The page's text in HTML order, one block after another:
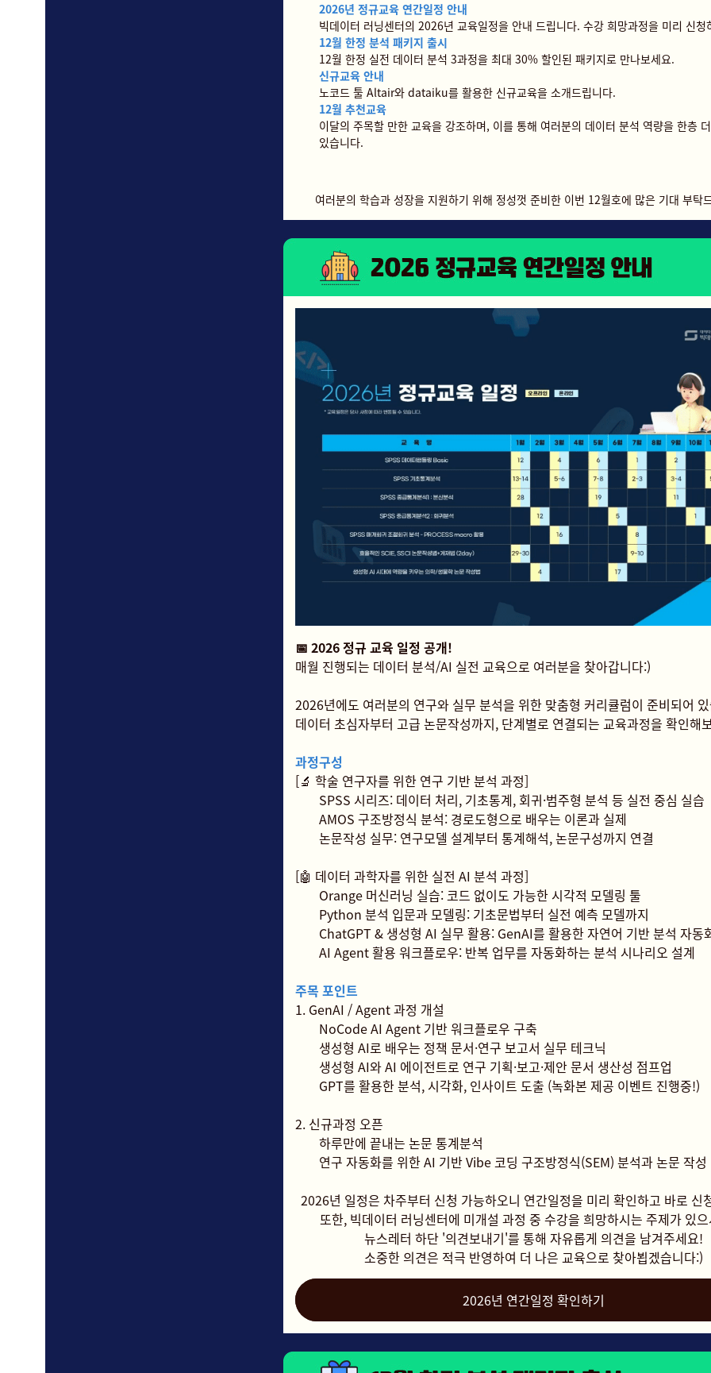
2026년 정규교육 연간일정 안내
빅데이터 러닝센터의 2026년 교육일정을 안내 드립니다. 수강 희망과정을 미리 신청
12월 한정 분석 패키지 출시
12월 한정 실전 데이터 분석 3과정을 최대 30% 할인된 패키지로 만나보세요.
신규교육 안내
노코드 툴 Altair와 dataiku를 활용한 신규교육을 소개드립니다.
12월 추천교육
이달의 주목할 만한 교육을 강조하며, 이를 통해 여러분의 데이터 분석 역량을 한층
있습니다.
여러분의 학습과 성장을 지원하기 위해 정성껏 준비한 이번 12월호에 많은 기대 부탁
📅 2026 정규 교육 일정 공개!
매월 진행되는 데이터 분석/AI 실전 교육으로 여러분을 찾아갑니다:)
2026년에도 여러분의 연구와 실무 분석을 위한 맞춤형 커리큘럼이 준비되어
데이터 초심자부터 고급 논문작성까지, 단계별로 연결되는 교육과정을 확인해
과정구성
[🔬 학술 연구자를 위한 연구 기반 분석 과정]
SPSS 시리즈: 데이터 처리, 기초통계, 회귀·범주형 분석 등 실전 중심 실습
AMOS 구조방정식 분석: 경로도형으로 배우는 이론과 실제
논문작성 실무: 연구모델 설계부터 통계해석, 논문구성까지 연결
[🤖 데이터 과학자를 위한 실전 AI 분석 과정]
Orange 머신러닝 실습: 코드 없이도 가능한 시각적 모델링 툴
Python 분석 입문과 모델링: 기초문법부터 실전 예측 모델까지
ChatGPT & 생성형 AI 실무 활용: GenAI를 활용한 자연어 기반 분석 자동
AI Agent 활용 워크플로우: 반복 업무를 자동화하는 분석 시나리오 설계
주목 포인트
1. GenAI / Agent 과정 개설
NoCode AI Agent 기반 워크플로우 구축
생성형 AI로 배우는 정책 문서·연구 보고서 실무 테크닉
생성형 AI와 AI 에이전트로 연구 기획·보고·제안 문서 생산성 점프업
GPT를 활용한 분석, 시각화, 인사이트 도출 (녹화본 제공 이벤트 진행중!)
2. 신규과정 오픈
하루만에 끝내는 논문 통계분석
연구 자동화를 위한 AI 기반 Vibe 코딩 구조방정식(SEM) 분석과 논문 작성
2026년 일정은 차주부터 신청 가능하오니 연간일정을 미리 확인하고 바로 신
또한, 빅데이터 러닝센터에 미개설 과정 중 수강을 희망하시는 주제가 있
뉴스레터 하단 '의견보내기'를 통해 자유롭게 의견을 남겨주세요!
소중한 의견은 적극 반영하여 더 나은 교육으로 찾아뵙겠습니다:)
2026년 연간일정 확인하기